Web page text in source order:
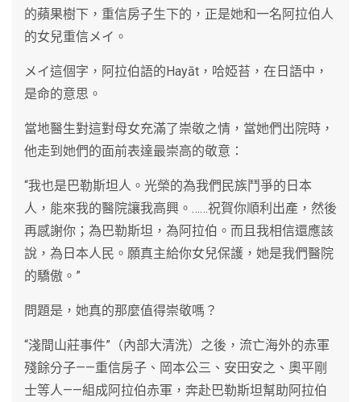
的蘋果樹下，重信房子生下的，正是她和一名阿拉伯人
的女兒重信メイ。
メイ這個字，阿拉伯語的Hayāt，哈婭苔，在日語中，
是命的意思。
當地醫生對這對母女充滿了崇敬之情，當她們出院時，
他走到她們的面前表達最崇高的敬意：
“我也是巴勒斯坦人。光榮的為我們民族鬥爭的日本
人，能來我的醫院讓我高興。……祝賀你順利出產，然後
再感謝你；為巴勒斯坦，為阿拉伯。而且我相信還應該
說，為日本人民。願真主給你女兒保護，她是我們醫院
的驕傲。”
問題是，她真的那麼值得崇敬嗎？
“淺間山莊事件”（內部大清洗）之後，流亡海外的赤軍
殘餘分子——重信房子、岡本公三、安田安之、奧平剛
士等人——組成阿拉伯赤軍，奔赴巴勒斯坦幫助阿拉伯